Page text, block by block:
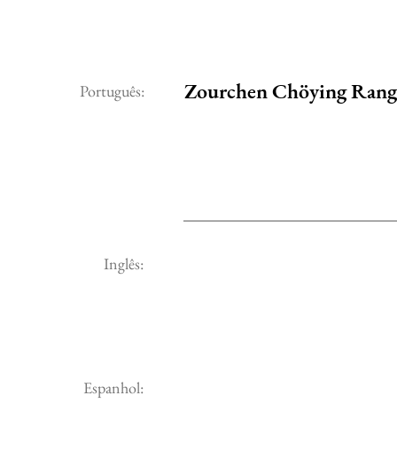
Português: Zourchen Chöying
Inglês:
Espanhol: